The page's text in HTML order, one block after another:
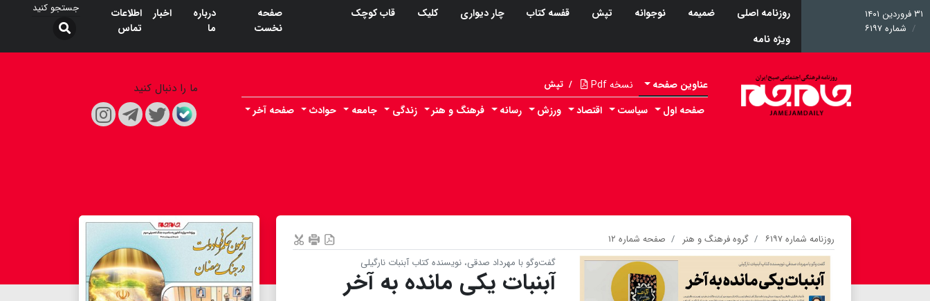
۳۱ فروردین ۱۴۰۱
شماره ۶۱۹۷
روزنامه اصلی ضمیمه نوجوانه تپش قفسه کتاب چار دیواری کلیک
قاب کوچک
ویژه نامه
صفحه
نخست
درباره
ما
اخبار
اطلاعات
تماس
عناوین صفحه نسخه Pdf / تپش
صفحه اول سیاست اقتصاد ورزش رسانه فرهنگ و هنر زندگی جامعه حوادث صفحه آخر
ما را دنبال کنید
روزنامه شماره ۶۱۹۷ گروه فرهنگ و هنر
صفحه شماره ۱۲
گفت‌وگو با مهرداد صدقی، نویسنده کتاب آبنبات نارگیلی
آبنبات یکی مانده به آخر